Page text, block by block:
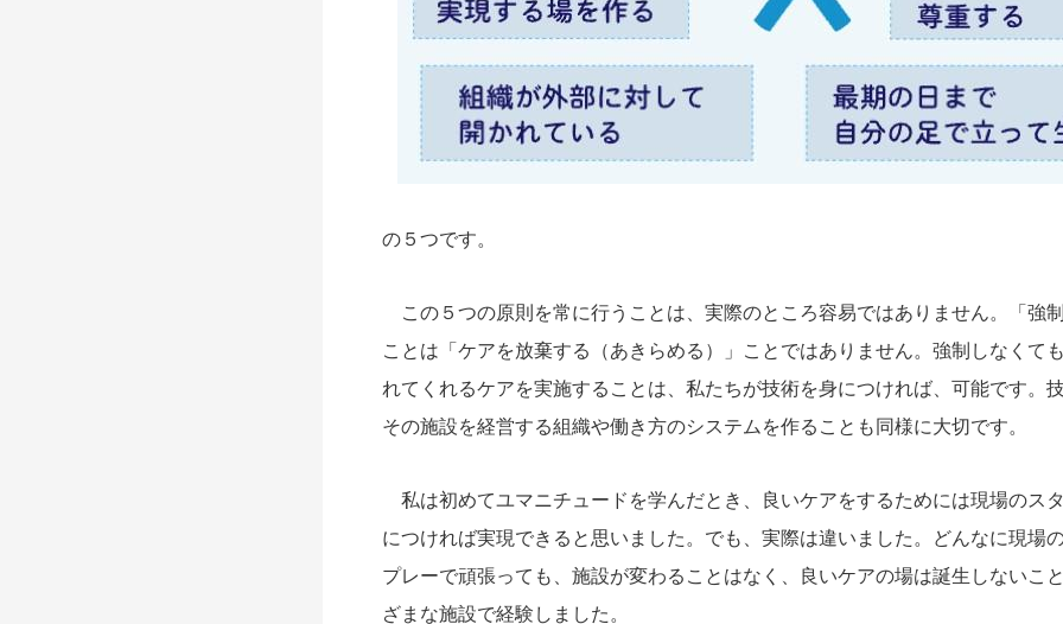
の５つです。
この５つの原則を常に行うことは、実際のところ容易ではありません。「強
ことは「ケアを放棄する（あきらめる）」ことではありません。強制しなくて
れてくれるケアを実施することは、私たちが技術を身につければ、可能です。
その施設を経営する組織や働き方のシステムを作ることも同様に大切です。
私は初めてユマニチュードを学んだとき、良いケアをするためには現場のス
につければ実現できると思いました。でも、実際は違いました。どんなに現場
プレーで頑張っても、施設が変わることはなく、良いケアの場は誕生しないこ
ざまな施設で経験しました。